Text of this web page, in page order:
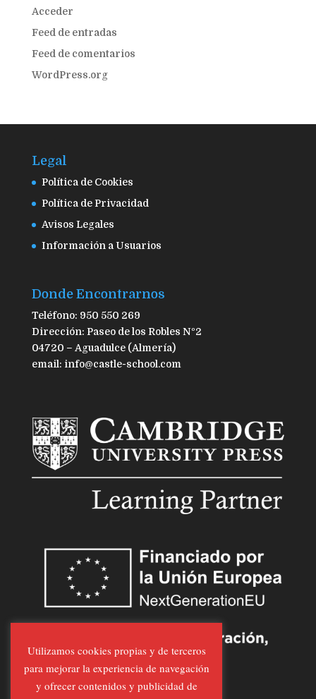
Acceder
Feed de entradas
Feed de comentarios
WordPress.org
Legal
Política de Cookies
Política de Privacidad
Avisos Legales
Información a Usuarios
Donde Encontrarnos
Teléfono: 950 550 269
Dirección: Paseo de los Robles Nº2
04720 – Aguadulce (Almería)
email: info@castle-school.com
Utilizamos cookies propias y de terceros
para mejorar la experiencia de navegación
y ofrecer contenidos y publicidad de